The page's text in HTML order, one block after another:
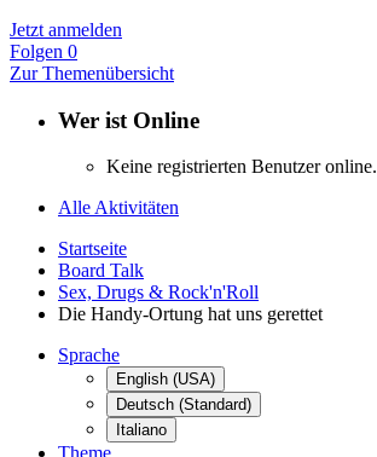
Jetzt anmelden
Folgen 0
Zur Themenübersicht
Wer ist Online
Keine registrierten Benutzer online.
Alle Aktivitäten
Startseite
Board Talk
Sex, Drugs & Rock'n'Roll
Die Handy-Ortung hat uns gerettet
Sprache
English (USA)
Deutsch (Standard)
Italiano